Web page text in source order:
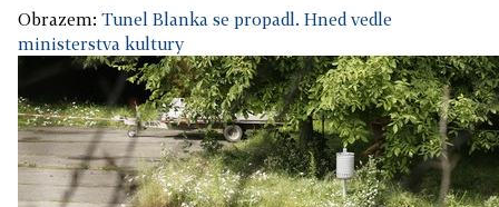
Obrazem: Tunel Blanka se propadl. Hned vedle
ministerstva kultury